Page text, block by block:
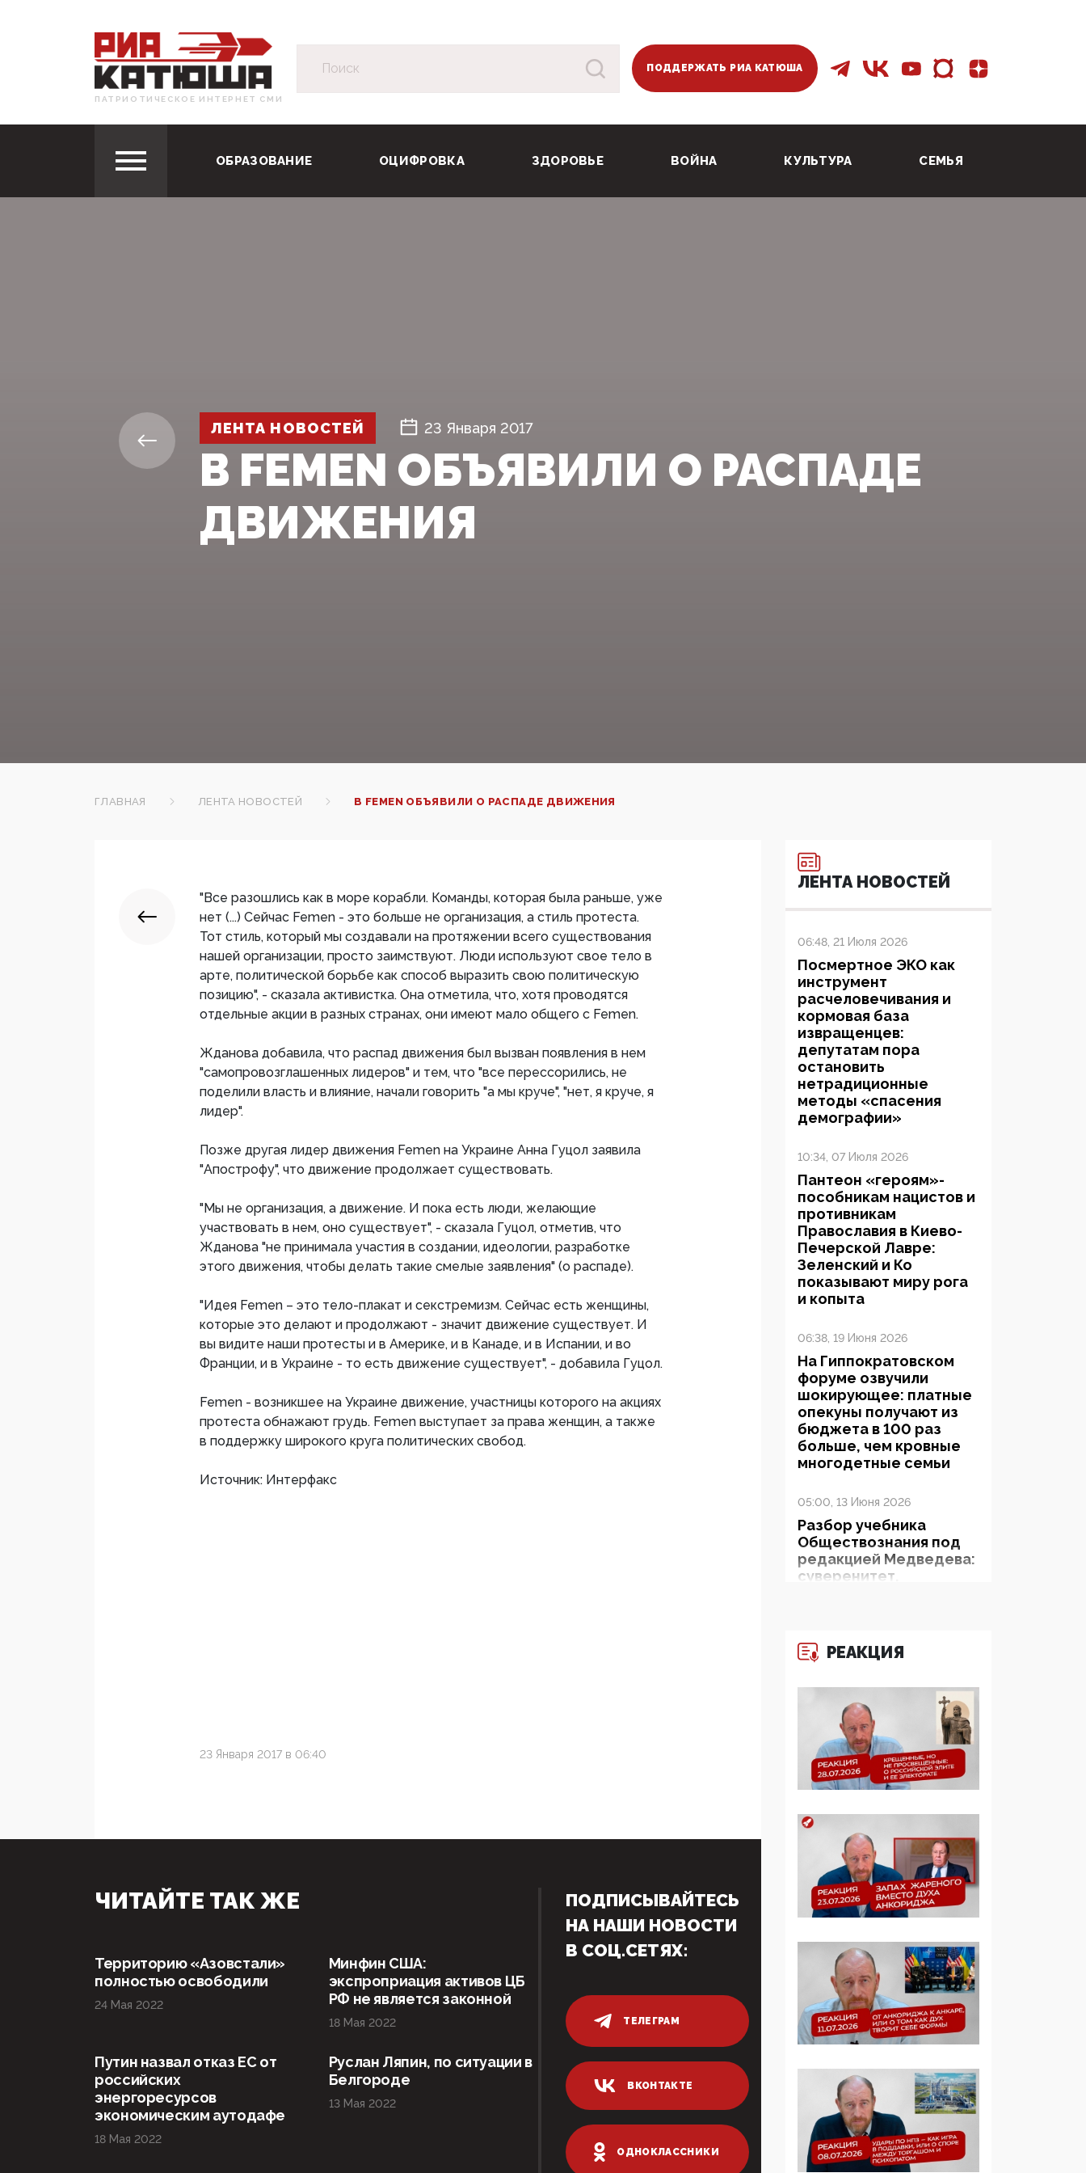
ПАТРИОТИЧЕСКОЕ ИНТЕРНЕТ СМИ
ПОДДЕРЖАТЬ РИА КАТЮША
ОБРАЗОВАНИЕ ОЦИФРОВКА ЗДОРОВЬЕ ВОЙНА КУЛЬТУРА СЕМЬЯ
ЛЕНТА НОВОСТЕЙ 23 Января 2017
В FEMEN ОБЪЯВИЛИ О РАСПАДЕ
ДВИЖЕНИЯ‍
ГЛАВНАЯ ЛЕНТА НОВОСТЕЙ В FEMEN ОБЪЯВИЛИ О РАСПАДЕ ДВИЖЕНИЯ‍
"Все разошлись как в море корабли. Команды, которая была раньше, уже
нет (...) Сейчас Femen - это больше не организация, а стиль протеста.
Тот стиль, который мы создавали на протяжении всего существования
нашей организации, просто заимствуют. Люди используют свое тело в
арте, политической борьбе как способ выразить свою политическую
позицию", - сказала активистка. Она отметила, что, хотя проводятся
отдельные акции в разных странах, они имеют мало общего с Femen.
Жданова добавила, что распад движения был вызван появления в нем
"самопровозглашенных лидеров" и тем, что "все перессорились, не
поделили власть и влияние, начали говорить "а мы круче", "нет, я круче, я
лидер".
Позже другая лидер движения Femen на Украине Анна Гуцол заявила
"Апострофу", что движение продолжает существовать.
"Мы не организация, а движение. И пока есть люди, желающие
участвовать в нем, оно существует", - сказала Гуцол, отметив, что
Жданова "не принимала участия в создании, идеологии, разработке
этого движения, чтобы делать такие смелые заявления" (о распаде).
"Идея Femen – это тело-плакат и секстремизм. Сейчас есть женщины,
которые это делают и продолжают - значит движение существует. И
вы видите наши протесты и в Америке, и в Канаде, и в Испании, и во
Франции, и в Украине - то есть движение существует", - добавила Гуцол.
Femen - возникшее на Украине движение, участницы которого на акциях
протеста обнажают грудь. Femen выступает за права женщин, а также
в поддержку широкого круга политических свобод.
Источник: Интерфакс
23 Января 2017 в 06:40
ЛЕНТА НОВОСТЕЙ
06:48, 21 Июля 2026
Посмертное ЭКО как
инструмент
расчеловечивания и
кормовая база
извращенцев:
депутатам пора
остановить
нетрадиционные
методы «спасения
демографии»
10:34, 07 Июля 2026
Пантеон «героям»-
пособникам нацистов и
противникам
Православия в Киево-
Печерской Лавре:
Зеленский и Ко
показывают миру рога
и копыта
06:38, 19 Июня 2026
На Гиппократовском
форуме озвучили
шокирующее: платные
опекуны получают из
бюджета в 100 раз
больше, чем кровные
многодетные семьи
05:00, 13 Июня 2026
Разбор учебника
Обществознания под
редакцией Медведева:
суверенитет,
11:53, 09 Июня 2026
Прокуратура наконец
увидела
экстремистскую
деятельность ИИТО
ЮНЕСКО в России, но
цифроглобалисты
продолжают
образовании
09:43, 01 Июня 2026
5G за счет здоровья
граждан: Минцифры
намерено отобрать у
регионов и
муниципалитетов право
защищать жилые дома
и социальные объекты
от ЭМИ
05:58, 26 Мая 2026
Роскомнадзор
освободили от борца с
деструктивным и
опасным контентом
07:39, 25 Мая 2026
РЕАКЦИЯ
ЧИТАЙТЕ ТАК ЖЕ
Территорию «Азовстали»
полностью освободили
24 Мая 2022
Минфин США:
экспроприация активов ЦБ
РФ не является законной
18 Мая 2022
Путин назвал отказ ЕС от
российских
энергоресурсов
экономическим аутодафе
18 Мая 2022
Руслан Ляпин, по ситуации в
Белгороде
13 Мая 2022
ПОДПИСЫВАЙТЕСЬ
НА НАШИ НОВОСТИ
В СОЦ.СЕТЯХ:
ТЕЛЕГРАМ
ВКОНТАКТЕ
ОДНОКЛАССНИКИ